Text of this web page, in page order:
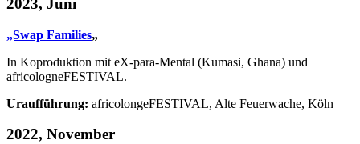
2023, Juni
„Swap Families„
In Koproduktion mit eX-para-Mental (Kumasi, Ghana) und
africologneFESTIVAL.
Uraufführung: africolongeFESTIVAL, Alte Feuerwache, Köln
2022, November